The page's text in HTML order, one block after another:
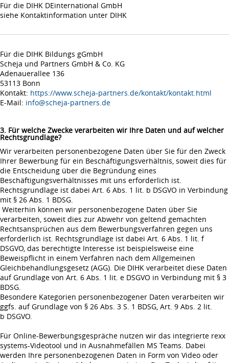
Für die DIHK DEinternational GmbH
siehe Kontaktinformation unter DIHK
Für die DIHK Bildungs gGmbH
Scheja und Partners GmbH & Co. KG
Adenauerallee 136
53113 Bonn
Kontakt: https://www.scheja-partners.de/kontakt/kontakt.html
E-Mail: info@scheja-partners.de
3. Für welche Zwecke verarbeiten wir Ihre Daten und auf welcher
Rechtsgrundlage?
Wir verarbeiten personenbezogene Daten über Sie für den Zweck
Ihrer Bewerbung für ein Beschäftigungsverhältnis, soweit dies für
die Entscheidung über die Begründung eines
Beschäftigungsverhältnisses mit uns erforderlich ist.
Rechtsgrundlage ist dabei Art. 6 Abs. 1 lit. b DSGVO in Verbindung
mit § 26 Abs. 1 BDSG.
Weiterhin können wir personenbezogene Daten über Sie
verarbeiten, soweit dies zur Abwehr von geltend gemachten
Rechtsansprüchen aus dem Bewerbungsverfahren gegen uns
erforderlich ist. Rechtsgrundlage ist dabei Art. 6 Abs. 1 lit. f
DSGVO, das berechtigte Interesse ist beispielsweise eine
Beweispflicht in einem Verfahren nach dem Allgemeinen
Gleichbehandlungsgesetz (AGG). Die DIHK verarbeitet diese Daten
auf Grundlage von Art. 6 Abs. 1 lit. e DSGVO in Verbindung mit § 3
BDSG.
Besondere Kategorien personenbezogener Daten verarbeiten wir
ggfs. auf Grundlage von § 26 Abs. 3 S. 1 BDSG, Art. 9 Abs. 2 lit.
b DSGVO.
Für Online-Bewerbungsgespräche nutzen wir das integrierte rexx
systems-Videotool und in Ausnahmefällen MS Teams. Dabei
werden Ihre personenbezogenen Daten in Form von Video oder